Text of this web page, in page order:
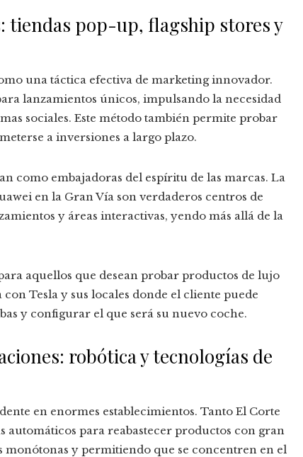
tiendas pop-up, flagship stores y
una táctica efectiva de marketing innovador.
lanzamientos únicos, impulsando la necesidad
sociales. Este método también permite probar
a inversiones a largo plazo.
como embajadoras del espíritu de las marcas. La
en la Gran Vía son verdaderos centros de
y áreas interactivas, yendo más allá de la
aquellos que desean probar productos de lujo
Tesla y sus locales donde el cliente puede
y configurar el que será su nuevo coche.
robótica y tecnologías de
en enormes establecimientos. Tanto El Corte
automáticos para reabastecer productos con gran
monótonas y permitiendo que se concentren en el